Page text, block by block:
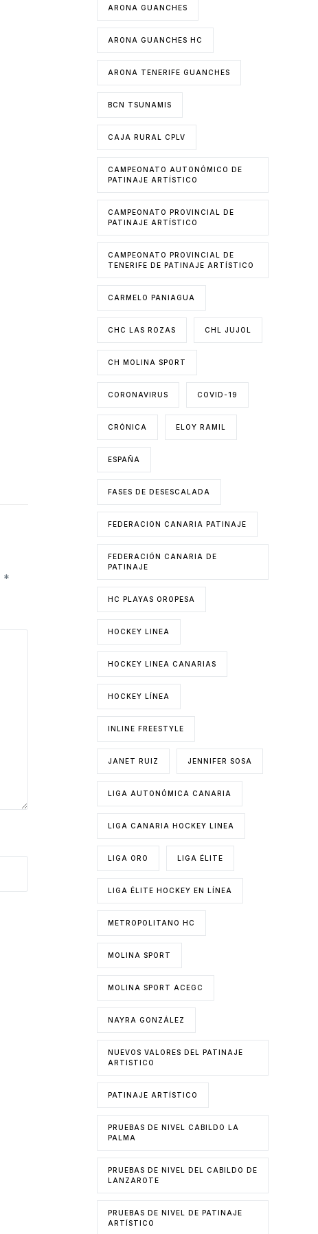
*
ARONA GUANCHES
ARONA GUANCHES HC
ARONA TENERIFE GUANCHES
BCN TSUNAMIS
CAJA RURAL CPLV
CAMPEONATO AUTONÓMICO DE
PATINAJE ARTÍSTICO
CAMPEONATO PROVINCIAL DE
PATINAJE ARTÍSTICO
CAMPEONATO PROVINCIAL DE
TENERIFE DE PATINAJE ARTÍSTICO
CARMELO PANIAGUA
CHC LAS ROZAS CHL JUJOL
CH MOLINA SPORT
CORONAVIRUS COVID-19
CRÓNICA ELOY RAMIL
ESPAÑA
FASES DE DESESCALADA
FEDERACION CANARIA PATINAJE
FEDERACIÓN CANARIA DE
PATINAJE
HC PLAYAS OROPESA
HOCKEY LINEA
HOCKEY LINEA CANARIAS
HOCKEY LÍNEA
INLINE FREESTYLE
JANET RUIZ JENNIFER SOSA
LIGA AUTONÓMICA CANARIA
LIGA CANARIA HOCKEY LINEA
LIGA ORO LIGA ÉLITE
LIGA ÉLITE HOCKEY EN LÍNEA
METROPOLITANO HC
MOLINA SPORT
MOLINA SPORT ACEGC
NAYRA GONZÁLEZ
NUEVOS VALORES DEL PATINAJE
ARTISTICO
PATINAJE ARTÍSTICO
PRUEBAS DE NIVEL CABILDO LA
PALMA
PRUEBAS DE NIVEL DEL CABILDO DE
LANZAROTE
PRUEBAS DE NIVEL DE PATINAJE
ARTÍSTICO